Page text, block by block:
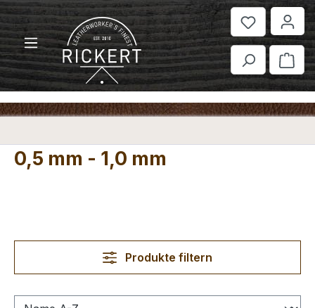
Zum Hauptinhalt springen
0,5 mm - 1,0 mm
Produkte filtern